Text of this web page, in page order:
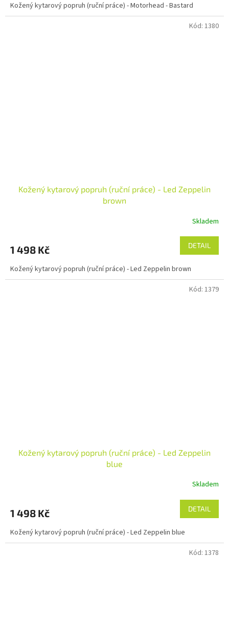
Kožený kytarový popruh (ruční práce) - Motorhead - Bastard
Kožený kytarový popruh (ruční práce) - Led Zeppelin
brown
Skladem
1 498 Kč DETAIL
Kožený kytarový popruh (ruční práce) - Led Zeppelin brown
Kód: 1380
Kožený kytarový popruh (ruční práce) - Led Zeppelin
blue
Skladem
1 498 Kč DETAIL
Kožený kytarový popruh (ruční práce) - Led Zeppelin blue
Kód: 1379
Kód: 1378